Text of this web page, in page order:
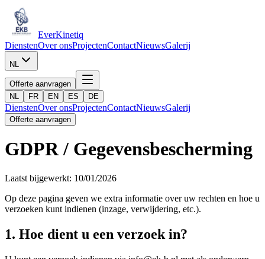
EverKinetiq
DienstenOver onsProjectenContactNieuwsGalerij
NL
Offerte aanvragen
NL
FR EN ES DE
DienstenOver onsProjectenContactNieuwsGalerij
Offerte aanvragen
GDPR / Gegevensbescherming
Laatst bijgewerkt: 10/01/2026
Op deze pagina geven we extra informatie over uw rechten en hoe u
verzoeken kunt indienen (inzage, verwijdering, etc.).
1. Hoe dient u een verzoek in?